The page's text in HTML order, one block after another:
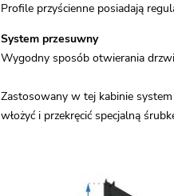
Profile przyścienne posiadają
System przesuwny
Wygodny sposób otwierania drzwi
Zastosowany w tej kabinie system
włożyć i przekręcić specjalną